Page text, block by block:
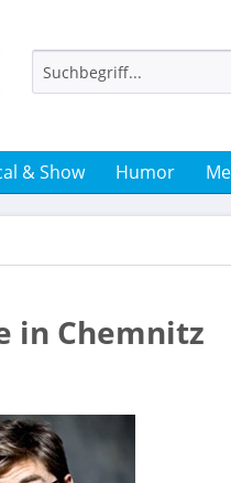
& Show Humor
in Chemnitz